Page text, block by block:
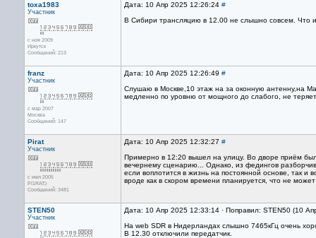
toxa1983
Участник
с ноя 2009
Иркутск
Сообщений: 213
Дата: 10 Апр 2025 12:26:24 #
В Сибири трансляцию в 12.00 не слышно совсем. Что
franz
Участник
с мар 2007
Москва
Сообщений: 147
Дата: 10 Апр 2025 12:26:49 #
Слушаю в Москве,10 этаж на за оконную антенну,на
медленно по уровню от мощного до слабого, не
Pirat
Участник
с июл 2005
PI1RAT:)
Сообщений: 3481
Дата: 10 Апр 2025 12:32:27 #
Примерно в 12:20 вышел на улицу. Во дворе приём был
вечернему сценарию... Однако, из федингов
если воплотится в жизнь на постоянной основе, так
вроде как в скором времени планируется, что не
STEN50
Участник
Дата: 10 Апр 2025 12:33:14 · Поправил: STEN50 (10
На web SDR в Нидерландах слышно 7465кГц очень
В 12.30 отключили передатчик.